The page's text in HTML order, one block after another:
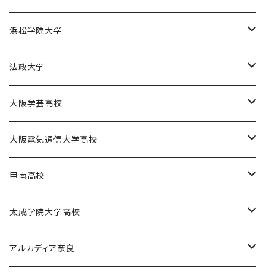
園田学園大学バスケットボール部
天理大学女子バスケットボール部
天理大学男子バレーボール部
天理大学女子ハンドボール部
同志社大学体育会バスケットボール部
同志社大学体育会サッカー部
浜松学院大学
浜松学院大学男子バスケットボール部
法政大学
法政大学バスケットボール部
大阪学芸高校
大阪学芸高校バスケットボール部
大阪電気通信大学高校
電通高硬式野球部
電通高男子バスケットボール部
甲南高校
甲南高校男子バスケットボール部
甲南高校野球部
太成学院大学高校
太成学院高校男子バスケットボール部
アルカディア奈良